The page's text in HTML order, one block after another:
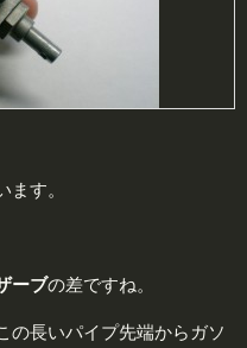
す。
ーブの差ですね。
の長いパイプ先端からガソ